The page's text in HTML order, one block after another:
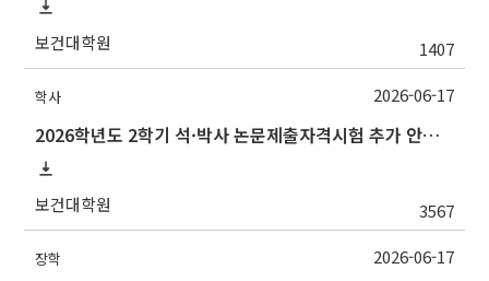
보건대학원 1407
학사
2026학년도 2학기 석·박사 논문제출자격시험 추가 안내(석사 시험장소 변경 등)
보건대학원 3567
2026-06-17
장학 2026-06-17